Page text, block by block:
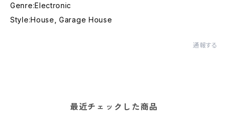
Genre:Electronic
Style:House, Garage House
通報する
最近チェックした商品